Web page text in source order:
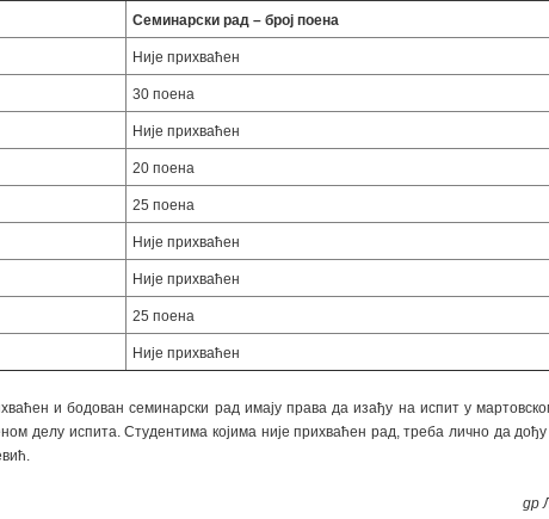
Семинарски рад – број поена
Није прихваћен
30 поена
Није прихваћен
20 поена
25 поена
Није прихваћен
Није прихваћен
25 поена
Није прихваћен
и бодован семинарски рад имају права да изађу на испит у
делу испита. Студентима којима није прихваћен рад, треба лично да
др